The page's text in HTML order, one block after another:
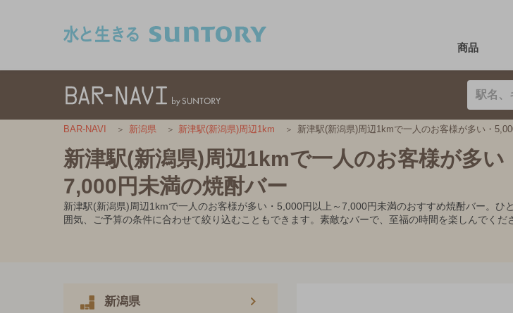
商品
BAR-NAVI 新潟県 新津駅(新潟県)周辺1km 新津駅(新潟県)周辺1kmで一人のお客様が多い・
新津駅(新潟県)周辺1kmで一人のお客様が多い
7,000円未満の焼酎バー
新津駅(新潟県)周辺1kmで一人のお客様が多い・5,000円以上～7,000円未満のおすすめ焼酎バー。
囲気、ご予算の条件に合わせて絞り込むこともできます。素敵なバーで、至福の時間を楽しんでくだ
新潟県